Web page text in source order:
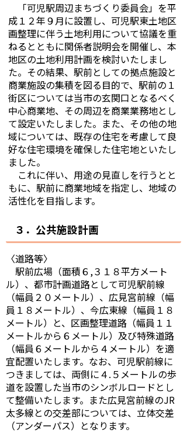
「可児駅周辺まちづくり委員会」を平
成１２年９月に設置し、可児駅東土地区
画整理に伴う土地利用について協議を重
ねるとともに関係者説明会を開催し、本
地区の土地利用計画を検討いたしまし
た。その結果、駅前としての拠点施設と
商業施設の集積を図る目的で、駅前の１
街区については当市の玄関口となるべく
中心商業地、その周辺を商業業務地とし
て設定いたしました。また、その他の地
域については、既存の住宅を考慮して良
好な住宅環境を確保した住宅地といたし
ました。
これに伴い、用途の見直しを行うとと
もに、駅前に商業地域を指定し、地域の
活性化を目指します。
３．公共施設計画
〈道路等〉
駅前広場（面積６,３１８平方メート
ル）、都市計画道路として可児駅前線
（幅員２０メートル）、広見宮前線（幅
員１８メートル）、今広東線（幅員１８
メートル）と、区画整理道路（幅員１１
メートルから６メートル）及び特殊道路
（幅員６メートルから４メートル）を適
宜配置いたします。なお、可児駅前線に
つきましては、両側に４.５メートルの歩
道を設置した当市のシンボルロードとし
て整備いたします。また広見宮前線のJR
太多線との交差部については、立体交差
（アンダーパス）となります。